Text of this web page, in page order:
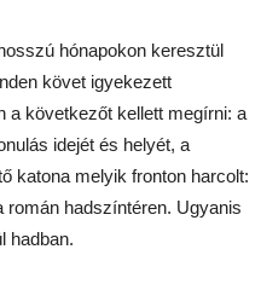
hónapokon keresztül
követ igyekezett
a következőt kellett megírni: a
idejét és helyét, a
katona melyik fronton harcolt:
hadszíntéren. Ugyanis
hadban.